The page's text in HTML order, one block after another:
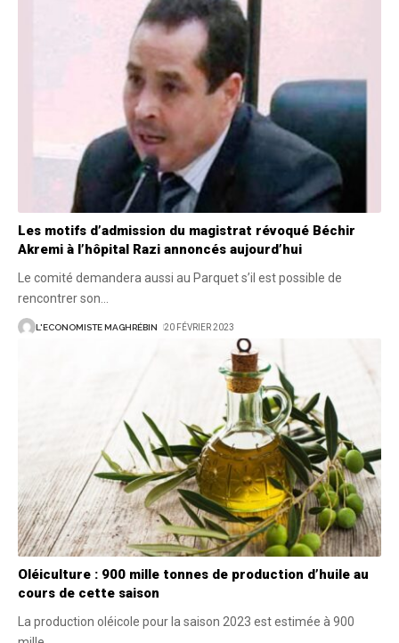
Les motifs d’admission du magistrat révoqué Béchir
Akremi à l’hôpital Razi annoncés aujourd’hui
Le comité demandera aussi au Parquet s’il est possible de
rencontrer son…
L'ECONOMISTE MAGHRÉBIN 20 FÉVRIER 2023
Oléiculture : 900 mille tonnes de production d’huile au
cours de cette saison
La production oléicole pour la saison 2023 est estimée à 900